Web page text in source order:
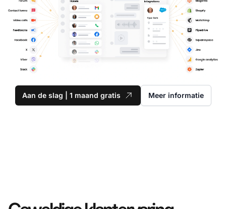
Aan de slag | 1 maand gratis Meer informatie